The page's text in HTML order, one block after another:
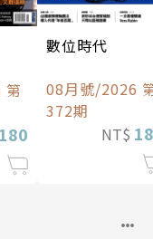
第
180
數位時代
08月號/2026
372期
NT$